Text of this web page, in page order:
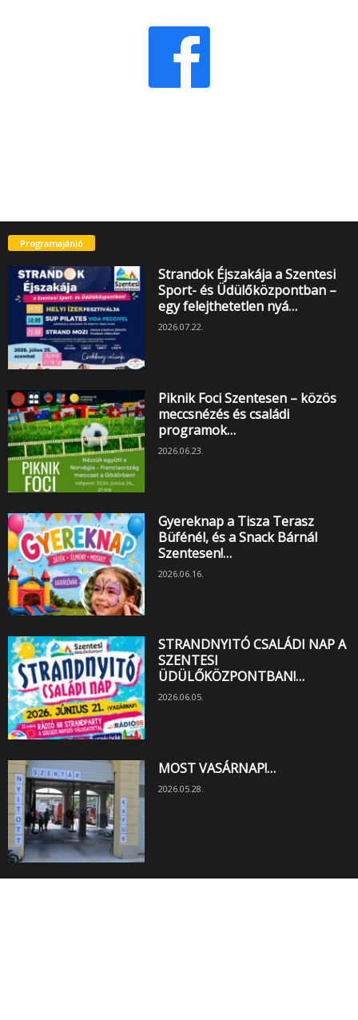
Programajánló
Strandok Éjszakája a Szentesi
Sport- és Üdülőközpontban –
egy felejthetetlen nyá…
2026.07.22.
Piknik Foci Szentesen – közös
meccsnézés és családi
programok…
2026.06.23.
Gyereknap a Tisza Terasz
Büfénél, és a Snack Bárnál
Szentesen!…
2026.06.16.
STRANDNYITÓ CSALÁDI NAP A
SZENTESI
ÜDÜLŐKÖZPONTBAN!…
2026.06.05.
MOST VASÁRNAP!…
2026.05.28.